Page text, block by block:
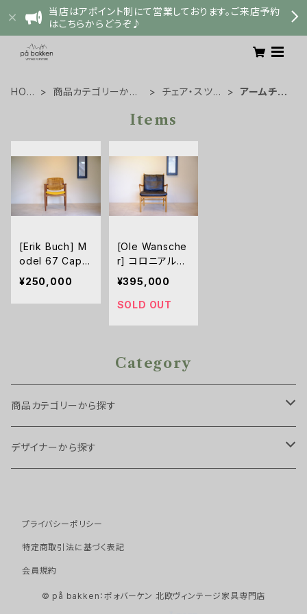
当店はアポイント制にて営業しております。ご来店予約
はこちらからどうぞ♪
HOM
商品カテゴリーから
チェア・スツー
アームチェ
Items
[Erik Buch] M
odel 67 Capta
in's Chair アー
ムチェア（張替え
済み）
¥250,000
[Ole Wansche
r] コロニアルチ
ェア PJ149/OW
¥395,000
SOLD OUT
Category
商品カテゴリーから探す
チェア・スツール
ダイニングチェア
イージーチェア
１シーター
２シーター
テーブル・デスク
サイドテーブル
キャビネット・ストレージ
デザイナーから探す
Arne Vodder
Borge Mogensen
プライバシーポリシー
特定商取引法に基づく表記
会員規約
© på bakken：ポォバーケン 北欧ヴィンテージ家具専門店